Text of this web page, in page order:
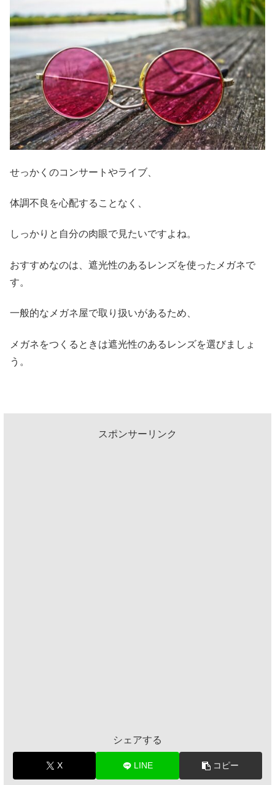
せっかくのコンサートやライブ、
体調不良を心配することなく、
しっかりと自分の肉眼で見たいですよね。
おすすめなのは、遮光性のあるレンズを使ったメガネで
す。
一般的なメガネ屋で取り扱いがあるため、
メガネをつくるときは遮光性のあるレンズを選びましょ
う。
スポンサーリンク
シェアする
X LINE コピー